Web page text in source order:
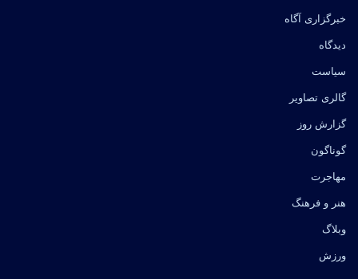
خبرگزاری آگاه
دیدگاه
سیاست
گالری تصاویر
گزارش روز
گوناگون
مهاجرت
هنر و فرهنگ
وبلاگ
ورزش